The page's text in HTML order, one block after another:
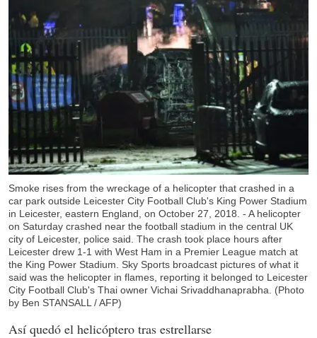
Smoke rises from the wreckage of a helicopter that crashed in a
car park outside Leicester City Football Club's King Power Stadium
in Leicester, eastern England, on October 27, 2018. - A helicopter
on Saturday crashed near the football stadium in the central UK
city of Leicester, police said. The crash took place hours after
Leicester drew 1-1 with West Ham in a Premier League match at
the King Power Stadium. Sky Sports broadcast pictures of what it
said was the helicopter in flames, reporting it belonged to Leicester
City Football Club's Thai owner Vichai Srivaddhanaprabha. (Photo
by Ben STANSALL / AFP)
Así quedó el helicóptero tras estrellarse